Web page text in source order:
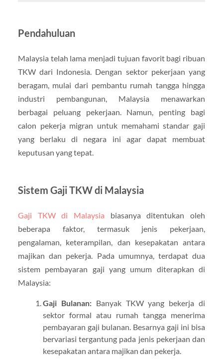
Pendahuluan
Malaysia telah lama menjadi tujuan favorit bagi ribuan
TKW dari Indonesia. Dengan sektor pekerjaan yang
beragam, mulai dari pembantu rumah tangga hingga
industri pembangunan, Malaysia menawarkan
berbagai peluang pekerjaan. Namun, penting bagi
calon pekerja migran untuk memahami standar gaji
yang berlaku di negara ini agar dapat membuat
keputusan yang tepat.
Sistem Gaji TKW di Malaysia
Gaji TKW di Malaysia biasanya ditentukan oleh
beberapa faktor, termasuk jenis pekerjaan,
pengalaman, keterampilan, dan kesepakatan antara
majikan dan pekerja. Pada umumnya, terdapat dua
sistem pembayaran gaji yang umum diterapkan di
Malaysia:
Gaji Bulanan:Banyak TKW yang bekerja di
sektor formal atau rumah tangga menerima
pembayaran gaji bulanan. Besarnya gaji ini bisa
bervariasi tergantung pada jenis pekerjaan dan
kesepakatan antara majikan dan pekerja.